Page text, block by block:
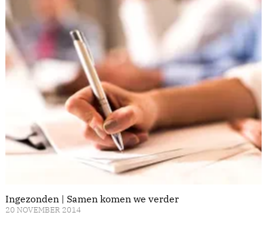
Ingezonden | Samen komen we verder
20 NOVEMBER 2014